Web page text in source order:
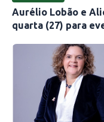
Aurélio Lobão e
quarta (27) para